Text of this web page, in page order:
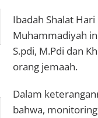
Ibadah Shalat
Muhammadiyah
S.pdi, M.Pdi dan
orang jemaah.
Dalam
bahwa,